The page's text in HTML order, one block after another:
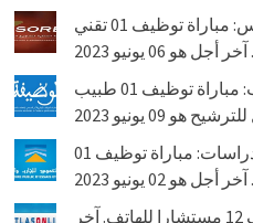
الشركة الملكية لتشجيع الفرس: مباراة توظيف 01 تقني
06 يونيو 2023
جماعة اكوراي – إقليم الحاجب: مباراة توظيف 01 طبيب
09 يونيو 2023
المختبر العمومي للتجارب والدراسات: مباراة توظيف 01
أطلس أون لاين: مباراة توظيف 12 مستشارا للهاتف. آخر